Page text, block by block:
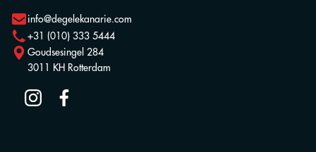
info@degelekanarie.com
+31 (010) 333 5444
Goudsesingel 284
3011 KH Rotterdam